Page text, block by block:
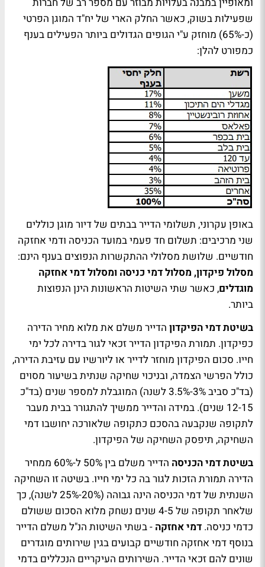
שפעילות בשוק, כאשר החלק הארי של יח"ד המוגן הפרטי
(כ-65%) מוחזק ע"י הגופים הגדולים ביותר הפעילים בענף
כמפורט להלן:
באופן עקרוני, תשלומי הדייר בבתים של דיור מוגן כוללים
שני מרכיבים: תשלום חד פעמי במועד הכניסה ודמי אחזקה
חודשיים. שלושת מסלולי ההתקשרות הנפוצים בענף הינם:
מסלול פיקדון, מסלול דמי כניסה ומסלול דמי אחזקה
מוגדלים, כאשר שתי השיטות הראשונות הינן הנפוצות
ביותר.
בשיטת דמי הפיקדון הדייר משלם את מלוא מחיר הדירה
כפיקדון. תמורת הפיקדון הדייר זכאי לגור בדירה לכל ימי
חייו. סכום הפיקדון מוחזר לדייר או ליורשיו עם עזיבת הדירה,
כולל הפרשי הצמדה, ובניכוי שחיקה שנתית בשיעור מסוים
(בד"כ סביב 3%-3.5% לשנה) המוגבלת למספר שנים (בד"כ
12-15 שנים). במידה והדייר ממשיך להתגורר בבית מעבר
לתקופה שנקבעה בהסכם כתקופה שלאורכה יחושבו דמי
השחיקה, תיפסק השחיקה של הפיקדון.
בשיטת דמי הכניסה
הדייר משלם בין 50% ל-60% ממחיר
הדירה תמורת הזכות לגור בה כל ימי חייו. בשיטה זו השחיקה
השנתית של דמי הכניסה הינה גבוהה (20%-25% לשנה), כך
שלאחר תקופה של 4-5 שנים נשחק מלוא הסכום ששולם
כדמי כניסה. דמי אחזקה - בשתי השיטות הנ"ל משלם הדייר
בנוסף דמי אחזקה חודשיים קבועים בגין שירותים מוגדרים
שונים להם זכאי הדייר. השירותים העיקריים הנכללים בדמי